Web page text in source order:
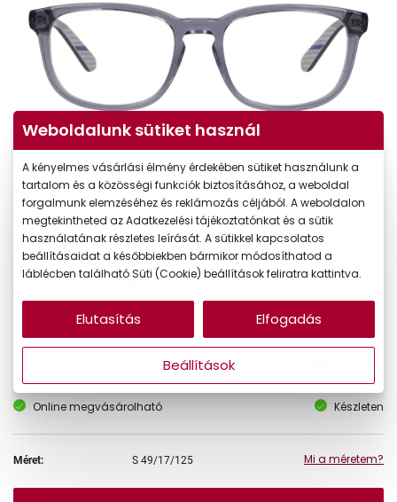
-30%
14.693 Ft
A feltűntetett ár a szemüvegkeretre vonatkozik.
Online megvásárolható Készleten
Méret: S 49/17/125 Mi a méretem?
Weboldalunk sütiket használ
A kényelmes vásárlási élmény érdekében sütiket használunk a
tartalom és a közösségi funkciók biztosításához, a weboldal
forgalmunk elemzéséhez és reklámozás céljából. A weboldalon
megtekintheted az Adatkezelési tájékoztatónkat és a sütik
használatának részletes leírását. A sütikkel kapcsolatos
beállításaidat a későbbiekben bármikor módosíthatod a
láblécben található Süti (Cookie) beállítások feliratra kattintva.
Beállítások
Elutasítás Elfogadás